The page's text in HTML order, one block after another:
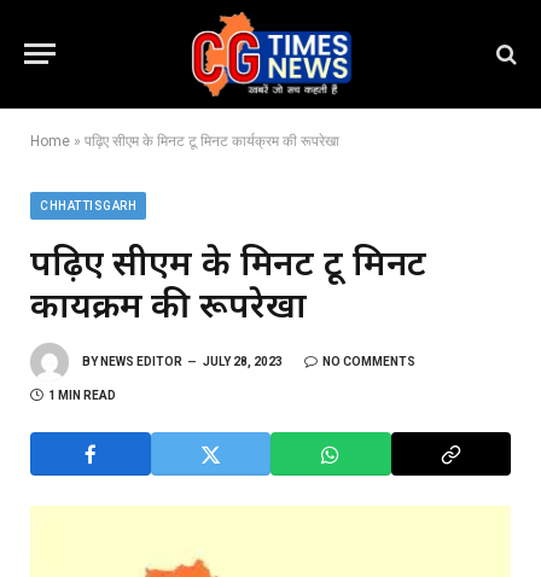
Home » पढ़िए सीएम के मिनट टू मिनट कार्यक्रम की रूपरेखा
CHHATTISGARH
पढ़िए सीएम के मिनट टू मिनट
कार्यक्रम की रूपरेखा
BY NEWS EDITOR JULY 28, 2023 NO COMMENTS
1 MIN READ